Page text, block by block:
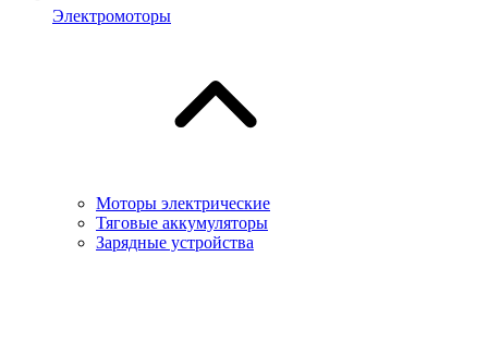
Электромоторы
Моторы электрические
Тяговые аккумуляторы
Зарядные устройства